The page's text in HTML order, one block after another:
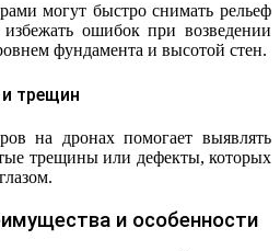
могут быстро снимать рельеф
ошибок при возведении
фундамента и высотой стен.
трещин
на дронах помогает выявлять
трещины или дефекты, которых
и особенности